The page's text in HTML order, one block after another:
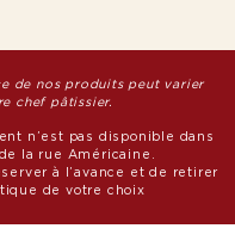
de nos produits peut varier
chef pâtissier.
n’est pas disponible dans
la rue Américaine.
à l’avance et de retirer
de votre choix